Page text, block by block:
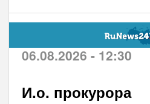
06.08.2026 - 12:30
И.о. прокурора